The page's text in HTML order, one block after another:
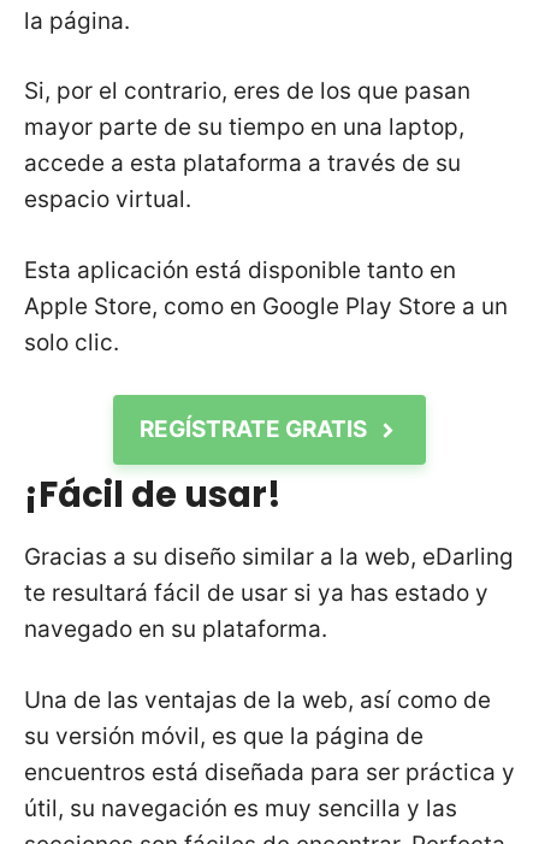
la página.
Si, por el contrario, eres de los que pasan
mayor parte de su tiempo en una laptop,
accede a esta plataforma a través de su
espacio virtual.
Esta aplicación está disponible tanto en
Apple Store, como en Google Play Store a un
solo clic.
REGÍSTRATE GRATIS
¡Fácil de usar!
Gracias a su diseño similar a la web, eDarling
te resultará fácil de usar si ya has estado y
navegado en su plataforma.
Una de las ventajas de la web, así como de
su versión móvil, es que la página de
encuentros está diseñada para ser práctica y
útil, su navegación es muy sencilla y las